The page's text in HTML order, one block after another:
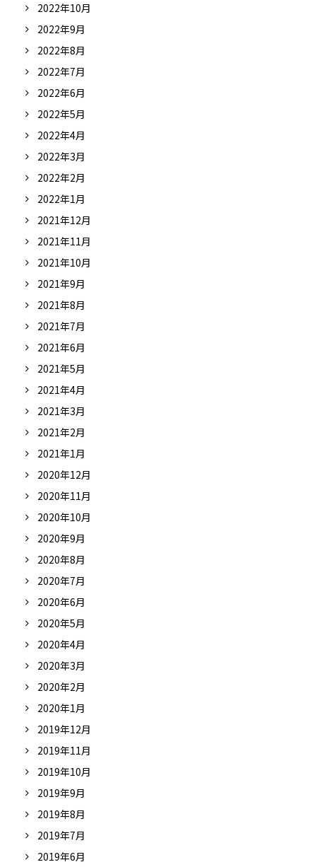
2022年10月
2022年9月
2022年8月
2022年7月
2022年6月
2022年5月
2022年4月
2022年3月
2022年2月
2022年1月
2021年12月
2021年11月
2021年10月
2021年9月
2021年8月
2021年7月
2021年6月
2021年5月
2021年4月
2021年3月
2021年2月
2021年1月
2020年12月
2020年11月
2020年10月
2020年9月
2020年8月
2020年7月
2020年6月
2020年5月
2020年4月
2020年3月
2020年2月
2020年1月
2019年12月
2019年11月
2019年10月
2019年9月
2019年8月
2019年7月
2019年6月